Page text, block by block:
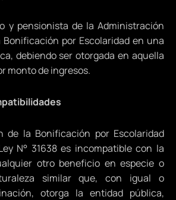
y pensionista de la Administración
por Escolaridad en una
debiendo ser otorgada en aquella
monto de ingresos.
de la Bonificación por Escolaridad
N° 31638 es incompatible con la
otro beneficio en especie o
similar que, con igual o
otorga la entidad pública,